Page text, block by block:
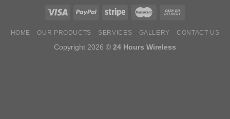
HOME OUR PRODUCTS SERVICES GALLERY CONTACT US
Copyright 2026 © 24 Hours Wireless